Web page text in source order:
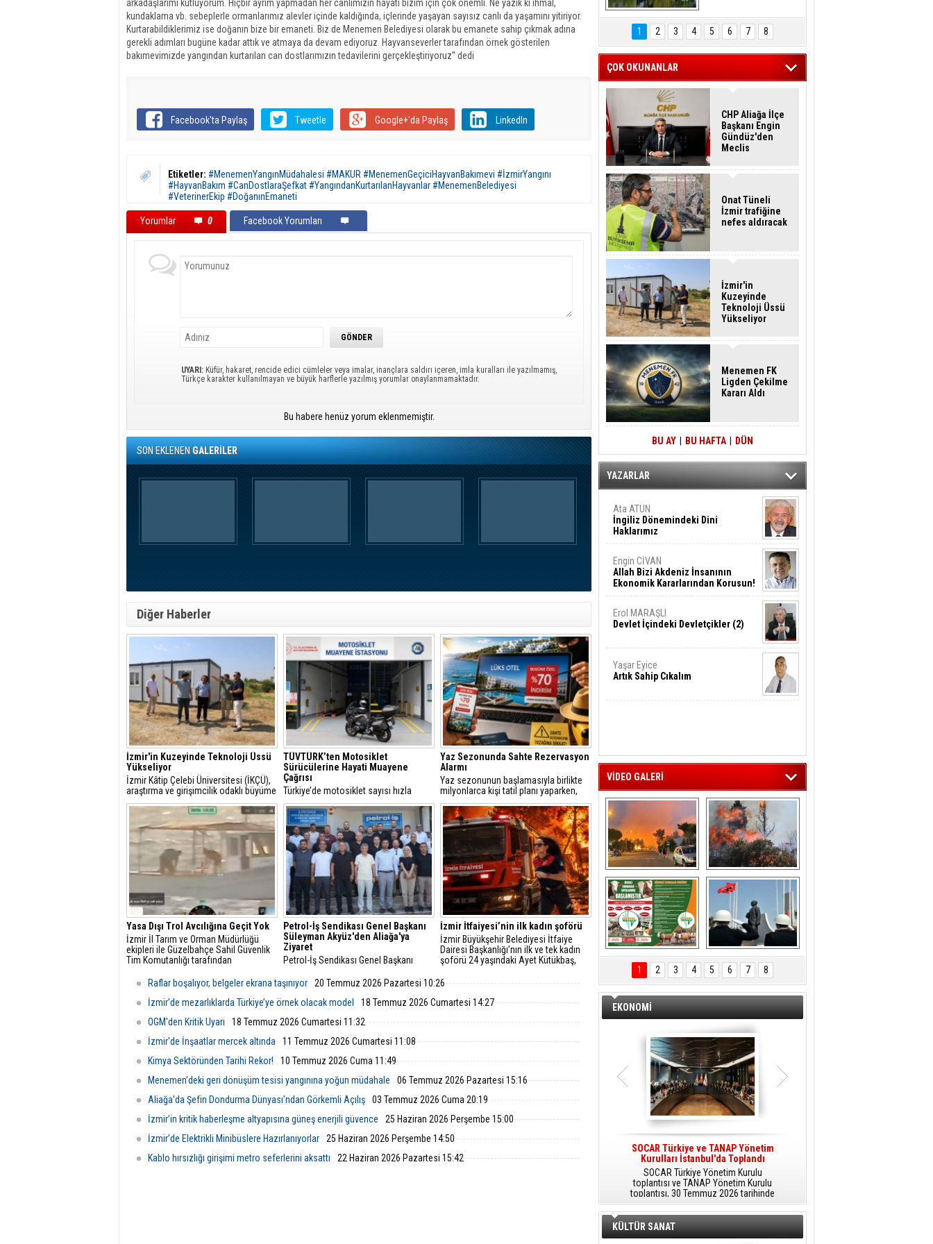
arkadaşlarımı kutluyorum. Hiçbir ayrım yapmadan her canlımızın hayatı bizim için çok önemli. Ne yazık ki ihmal,
kundaklama vb. sebeplerle ormanlarımız alevler içinde kaldığında, içlerinde yaşayan sayısız canlı da yaşamını yitiriyor.
Kurtarabildiklerimiz ise doğanın bize bir emaneti. Biz de Menemen Belediyesi olarak bu emanete sahip çıkmak adına
gerekli adımları bugüne kadar attık ve atmaya da devam ediyoruz. Hayvanseverler tarafından örnek gösterilen
bakımevimizde yangından kurtarılan can dostlarımızın tedavilerini gerçekleştiriyoruz” dedi
Facebook'ta Paylaş Tweetle Google+'da Paylaş LinkedIn
Etiketler: #MenemenYangınMüdahalesi #MAKUR #MenemenGeçiciHayvanBakımevi #İzmirYangını
#HayvanBakım #CanDostlaraŞefkat #YangındanKurtarılanHayvanlar #MenemenBelediyesi
#VeterinerEkip #DoğanınEmaneti
Yorumlar 0 Facebook Yorumları
UYARI: Küfür, hakaret, rencide edici cümleler veya imalar, inançlara saldırı içeren, imla kuralları ile yazılmamış,
Türkçe karakter kullanılmayan ve büyük harflerle yazılmış yorumlar onaylanmamaktadır.
Bu habere henüz yorum eklenmemiştir.
SON EKLENENGALERİLER
Diğer Haberler
İzmir'in Kuzeyinde Teknoloji Üssü
Yükseliyor
İzmir Kâtip Çelebi Üniversitesi (İKÇÜ),
araştırma ve girişimcilik odaklı büyüme
vizyonunun en önemli yatırımlarından
biri olan Technocity İzmir Teknoloji
Geliştirme Bölgesi projesinde yeni bir
aşamaya geçti.
TÜVTÜRK’ten Motosiklet
Sürücülerine Hayati Muayene
Çağrısı
Türkiye’de motosiklet sayısı hızla
artarken, trafikteki payı yüzde 21’i aşan
bu araçlarda düzenli teknik kontrollerin
önemi de giderek artıyor.
Yaz Sezonunda Sahte Rezervasyon
Alarmı
Yaz sezonunun başlamasıyla birlikte
milyonlarca kişi tatil planı yaparken,
internet üzerinden yapılan
rezervasyonlarda sahtecilik vakaları da
hızla artıyor.
Yasa Dışı Trol Avcılığına Geçit Yok
İzmir İl Tarım ve Orman Müdürlüğü
ekipleri ile Güzelbahçe Sahil Güvenlik
Tim Komutanlığı tarafından
Urla ilçesi açıklarında trol avcılığına
kapalı sahada yasa dışı trol avcılığı
yapan bir balıkçı teknesi tespit edildi.
Petrol-İş Sendikası Genel Başkanı
Süleyman Akyüz'den Aliağa'ya
Ziyaret
Petrol-İş Sendikası Genel Başkanı
Aliağa Şubesi'ni ziyaret etti.
İzmir İtfaiyesi’nin ilk kadın şoförü
İzmir Büyükşehir Belediyesi İtfaiye
Dairesi Başkanlığı’nın ilk ve tek kadın
şoförü 24 yaşındaki Ayet Kütükbaş,
yangın ve kurtarma operasyonlarına
Raflar boşalıyor, belgeler ekrana taşınıyor
20 Temmuz 2026 Pazartesi 10:26
İzmir’de mezarlıklarda Türkiye’ye örnek olacak model
18 Temmuz 2026 Cumartesi 14:27
OGM'den Kritik Uyarı
18 Temmuz 2026 Cumartesi 11:32
İzmir'de İnşaatlar mercek altında
11 Temmuz 2026 Cumartesi 11:08
Kimya Sektöründen Tarihi Rekor!
10 Temmuz 2026 Cuma 11:49
Menemen’deki geri dönüşüm tesisi yangınına yoğun müdahale
06 Temmuz 2026 Pazartesi 15:16
Aliağa'da Şefin Dondurma Dünyası'ndan Görkemli Açılış
03 Temmuz 2026 Cuma 20:19
İzmir’in kritik haberleşme altyapısına güneş enerjili güvence
25 Haziran 2026 Perşembe 15:00
İzmir’de Elektrikli Minibüslere Hazırlanıyorlar
25 Haziran 2026 Perşembe 14:50
Kablo hırsızlığı girişimi metro seferlerini aksattı
22 Haziran 2026 Pazartesi 15:42
Hasan Eser'in
Objektifinden
1 2 3 4 5 6 7 8
ÇOK OKUNANLAR
CHP Aliağa İlçe
Başkanı Engin
Gündüz'den
Meclis
Çağrısı
Onat Tüneli
İzmir trafiğine
nefes aldıracak
İzmir'in
Kuzeyinde
Teknoloji Üssü
Yükseliyor
Menemen FK
Ligden Çekilme
Kararı Aldı
BU AY BU HAFTA DÜN
YAZARLAR
Ata ATUN
İngiliz Dönemindeki Dini
Haklarımız
Engin CİVAN
Allah Bizi Akdeniz İnsanının
Ekonomik Kararlarından Korusun!
Erol MARAŞLI
Devlet İçindeki Devletçikler (2)
Yaşar Eyice
Artık Sahip Cıkalım
VİDEO GALERİ
Aliağa ‘da  otluk
alanda çıkan
yangın evlere
sıçramadan
söndürüldü
Aliağa'nın Ciğerleri
ÖNAL TARIM
TANITIM FİLMİ
Aliağa'da Polis
Haftası Kutlandı
1 2 3 4 5 6 7 8
EKONOMİ
SOCAR Türkiye ve TANAP Yönetim
Kurulları İstanbul'da Toplandı
SOCAR Türkiye Yönetim Kurulu
toplantısı ve TANAP Yönetim Kurulu
toplantısı, 30 Temmuz 2026 tarihinde
İstanbul’da gerçekleştirildi.
hidrojen teknolojileri alanında yenilikçi
projelere öncülük ediyor.
KÜLTÜR SANAT